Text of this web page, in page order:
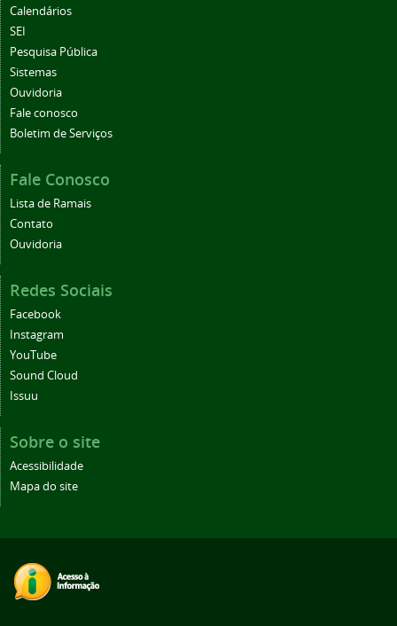
Calendários
SEI
Pesquisa Pública
Sistemas
Ouvidoria
Fale conosco
Boletim de Serviços
Fale Conosco
Lista de Ramais
Contato
Ouvidoria
Redes Sociais
Facebook
Instagram
YouTube
Sound Cloud
Issuu
Sobre o site
Acessibilidade
Mapa do site